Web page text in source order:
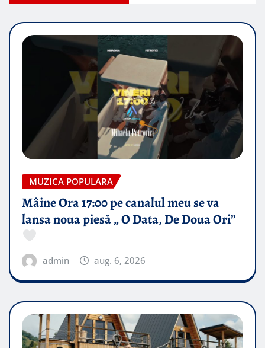
MUZICA POPULARA
Mâine Ora 17:00 pe canalul meu se va
lansa noua piesă „ O Data, De Doua Ori”
admin aug. 6, 2026